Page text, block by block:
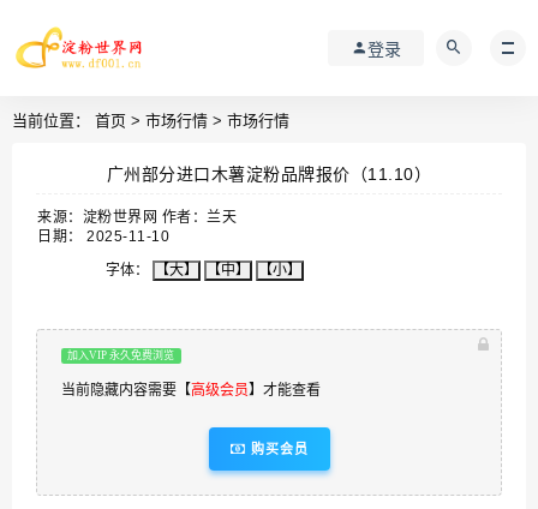
登录
当前位置： 首页 > 市场行情 > 市场行情
广州部分进口木薯淀粉品牌报价（11.10）
来源：淀粉世界网 作者：兰天
日期： 2025-11-10
字体：
【大】 【中】 【小】
加入VIP 永久免费浏览
当前隐藏内容需要【高级会员】才能查看
购买会员